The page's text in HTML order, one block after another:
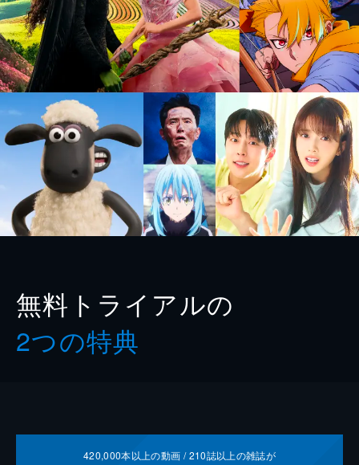
無料トライアルの
2つの特典
420,000本以上の動画 /210誌以上の雑誌が